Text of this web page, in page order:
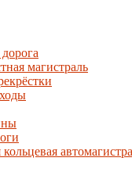
магистраль